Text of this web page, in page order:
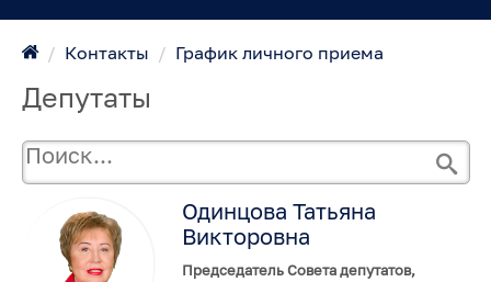
/ Контакты / График личного приема
Депутаты
Одинцова Татьяна
Викторовна
Председатель Совета депутатов,